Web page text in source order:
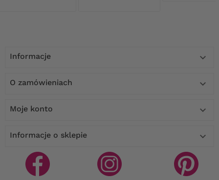
Informacje 
O zamówieniach 
Moje konto 
Informacje o sklepie 